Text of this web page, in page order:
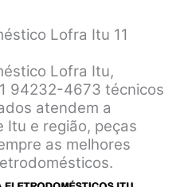
Lofra Itu 11
Lofra Itu,
94232-4673 técnicos
atendem a
Itu e região, peças
as melhores